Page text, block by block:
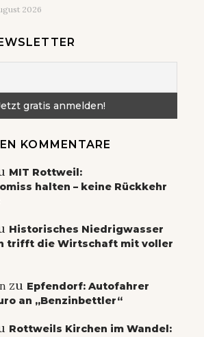
2026
KOMMENTARE
MIT Rottweil:
halten – keine Rückkehr
Historisches Niedrigwasser
trifft die Wirtschaft mit voller
zu Epfendorf: Autofahrer
an „Benzinbettler“
Rottweils Kirchen im Wandel: